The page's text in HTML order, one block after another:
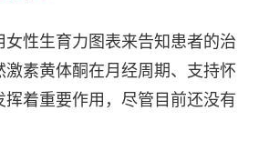
性生育力图表来告知患者的治
素黄体酮在月经周期、支持怀
着重要作用，尽管目前还没有